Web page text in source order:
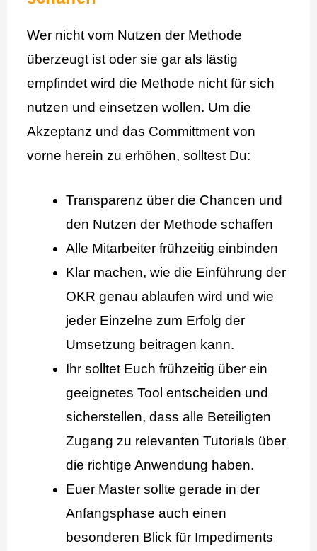
Wer nicht vom Nutzen der Methode
überzeugt ist oder sie gar als lästig
empfindet wird die Methode nicht für sich
nutzen und einsetzen wollen. Um die
Akzeptanz und das Committment von
vorne herein zu erhöhen, solltest Du:
Transparenz über die Chancen und
den Nutzen der Methode schaffen
Alle Mitarbeiter frühzeitig einbinden
Klar machen, wie die Einführung der
OKR genau ablaufen wird und wie
jeder Einzelne zum Erfolg der
Umsetzung beitragen kann.
Ihr solltet Euch frühzeitig über ein
geeignetes Tool entscheiden und
sicherstellen, dass alle Beteiligten
Zugang zu relevanten Tutorials über
die richtige Anwendung haben.
Euer Master sollte gerade in der
Anfangsphase auch einen
besonderen Blick für Impediments